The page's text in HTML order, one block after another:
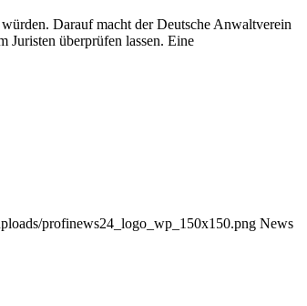
Darauf macht der Deutsche Anwaltverein
Juristen überprüfen lassen. Eine
profinews24_logo_wp_150x150.png News